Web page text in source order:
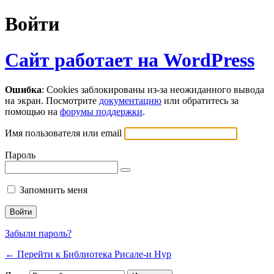
Войти
Сайт работает на WordPress
Ошибка: Cookies заблокированы из-за неожиданного вывода
на экран. Посмотрите документацию или обратитесь за
помощью на форумы поддержки.
Имя пользователя или email
Пароль
Запомнить меня
Забыли пароль?
← Перейти к Библиотека Рисале-и Нур